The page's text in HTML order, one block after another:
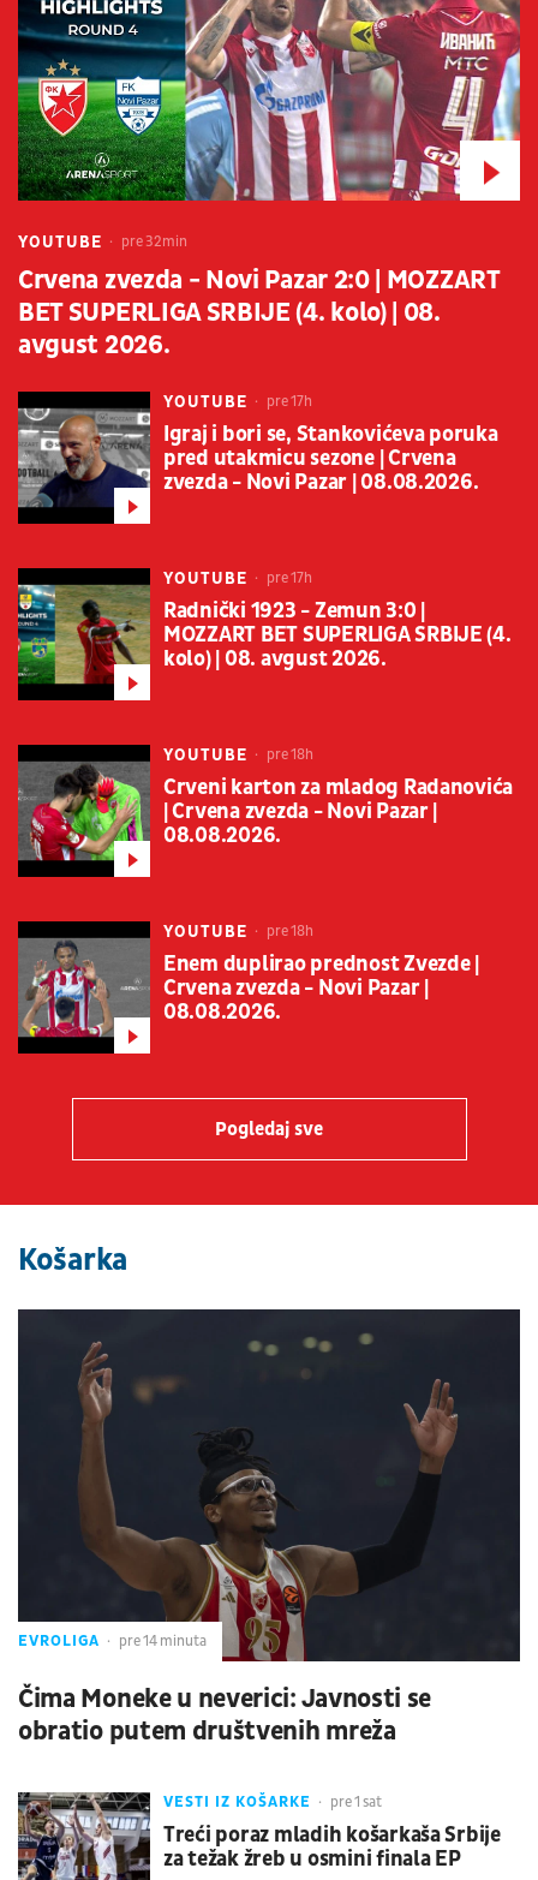
YOUTUBE pre 32min
Crvena zvezda - Novi Pazar 2:0 | MOZZART
BET SUPERLIGA SRBIJE (4. kolo) | 08.
avgust 2026.
YOUTUBE pre 17h
Igraj i bori se, Stankovićeva poruka
pred utakmicu sezone | Crvena
zvezda - Novi Pazar | 08.08.2026.
YOUTUBE pre 17h
Radnički 1923 - Zemun 3:0 |
MOZZART BET SUPERLIGA SRBIJE (4.
kolo) | 08. avgust 2026.
YOUTUBE pre 18h
Crveni karton za mladog Radanovića
| Crvena zvezda - Novi Pazar |
08.08.2026.
YOUTUBE pre 18h
Enem duplirao prednost Zvezde |
Crvena zvezda - Novi Pazar |
08.08.2026.
Pogledaj sve
Košarka
EVROLIGA pre 14 minuta
Čima Moneke u neverici: Javnosti se
obratio putem društvenih mreža
VESTI IZ KOŠARKE pre 1 sat
Treći poraz mladih košarkaša Srbije
za težak žreb u osmini finala EP